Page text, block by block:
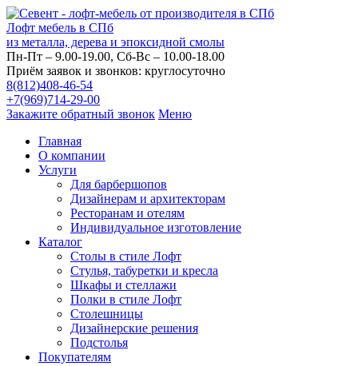
Лофт мебель в СПб
из металла, дерева и эпоксидной смолы
Пн-Пт – 9.00-19.00, Сб-Вс – 10.00-18.00
Приём заявок и звонков: круглосуточно
8(812)408-46-54
+7(969)714-29-00
Закажите обратный звонок Меню
Главная
О компании
Услуги
Для барбершопов
Дизайнерам и архитекторам
Ресторанам и отелям
Индивидуальное изготовление
Каталог
Столы в стиле Лофт
Стулья, табуретки и кресла
Шкафы и стеллажи
Полки в стиле Лофт
Столешницы
Дизайнерские решения
Подстолья
Покупателям